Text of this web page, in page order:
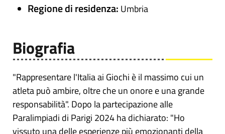
Regione di residenza: Umbria
Biografia
"Rappresentare l'Italia ai Giochi è il massimo cui un
atleta può ambire, oltre che un onore e una grande
responsabilità". Dopo la partecipazione alle
Paralimpiadi di Parigi 2024 ha dichiarato: "Ho